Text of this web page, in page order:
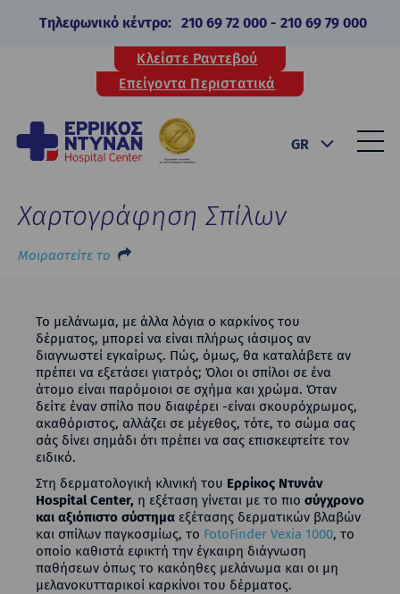
Τηλεφωνικό κέντρο: 210 69 72 000- 210 69 79 000
Κλείστε Ραντεβού
Επείγοντα Περιστατικά
GR
Χαρτογράφηση Σπίλων
Μοιραστείτε το
Το μελάνωμα, με άλλα λόγια ο καρκίνος του
δέρματος, μπορεί να είναι πλήρως ιάσιμος αν
διαγνωστεί εγκαίρως. Πώς, όμως, θα καταλάβετε αν
πρέπει να εξετάσει γιατρός; Όλοι οι σπίλοι σε ένα
άτομο είναι παρόμοιοι σε σχήμα και χρώμα. Όταν
δείτε έναν σπίλο που διαφέρει -είναι σκουρόχρωμος,
ακαθόριστος, αλλάζει σε μέγεθος, τότε, το σώμα σας
σάς δίνει σημάδι ότι πρέπει να σας επισκεφτείτε τον
ειδικό.
Στη δερματολογική κλινική του Ερρίκος Ντυνάν
Hospital Center, η εξέταση γίνεται με το πιο σύγχρονο
και αξιόπιστο σύστημα εξέτασης δερματικών βλαβών
και σπίλων παγκοσμίως, το FotoFinder Vexia 1000, το
οποίο καθιστά εφικτή την έγκαιρη διάγνωση
παθήσεων όπως το κακόηθες μελάνωμα και οι μη
μελανοκυτταρικοί καρκίνοι του δέρματος.